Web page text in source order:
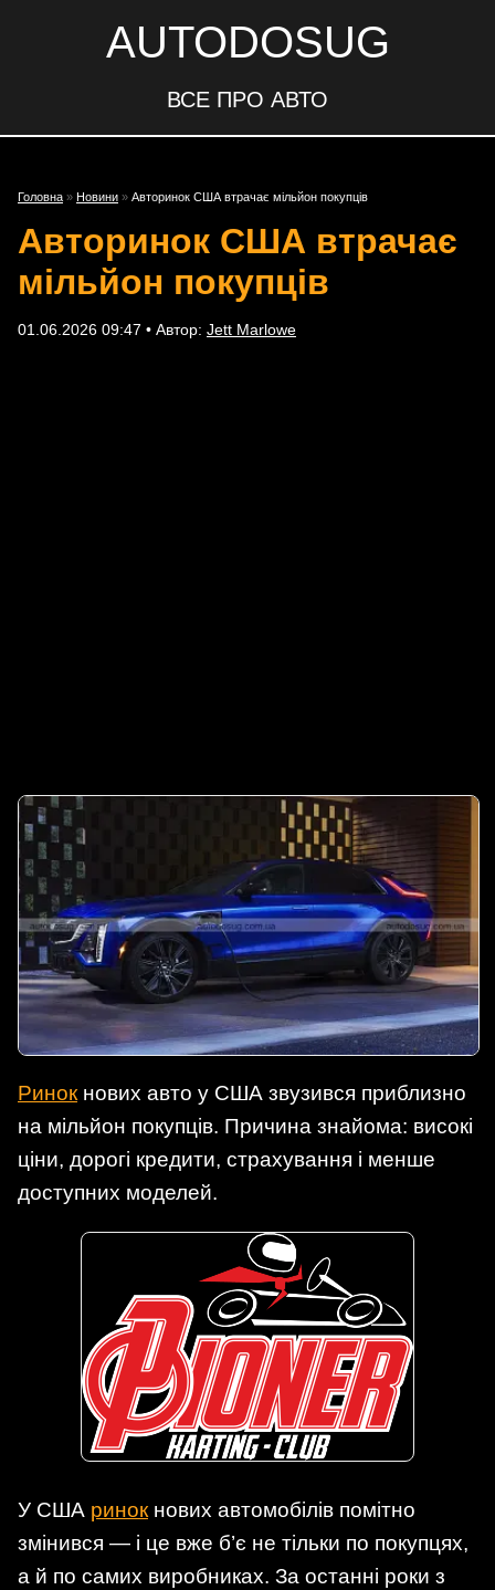
AUTODOSUG
ВСЕ ПРО АВТО
Головна » Новини » Авторинок США втрачає мільйон покупців
Авторинок США втрачає
мільйон покупців
01.06.2026 09:47 • Автор: Jett Marlowe
Ринокнових авто у США звузився приблизно
на мільйон покупців. Причина знайома: високі
ціни, дорогі кредити, страхування і менше
доступних моделей.
У США ринокнових автомобілів помітно
змінився — і це вже б’є не тільки по покупцях,
а й по самих виробниках. За останні роки з